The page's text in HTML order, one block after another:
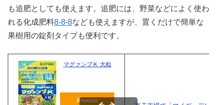
も追肥としても使えます。追肥には、野菜などによく使わ
れる化成肥料8-8-8なども使えますが、置くだけで簡単な
果樹用の錠剤タイプも便利です。
マグァンプＫ 大粒
Amazon